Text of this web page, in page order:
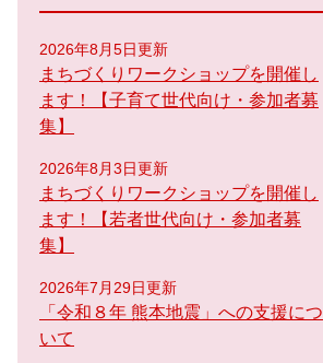
2026年8月5日更新
まちづくりワークショップを開催し
ます！【子育て世代向け・参加者募
集】
2026年8月3日更新
まちづくりワークショップを開催し
ます！【若者世代向け・参加者募
集】
2026年7月29日更新
「令和８年 熊本地震」への支援につ
いて